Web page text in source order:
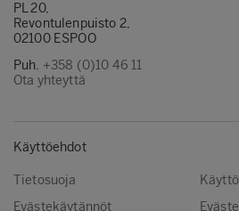
PL 20,
Revontulenpuisto 2,
02100 ESPOO
Puh. +358 (0)10 46 11
Ota yhteyttä
Käyttöehdot
Tietosuoja
Evästekäytännöt